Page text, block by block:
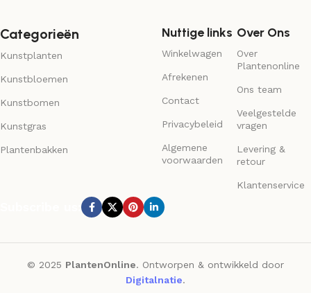
Categorieën
Kunstplanten
Kunstbloemen
Kunstbomen
Kunstgras
Plantenbakken
Nuttige links
Winkelwagen
Afrekenen
Contact
Privacybeleid
Algemene
voorwaarden
Over Ons
Over
Plantenonline
Ons team
Veelgestelde
vragen
Levering &
retour
Klantenservice
© 2025 PlantenOnline. Ontworpen & ontwikkeld door
Digitalnatie.